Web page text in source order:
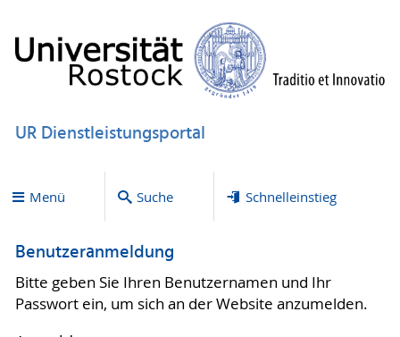
UR Dienstleistungsportal
Menü Suche Schnelleinstieg
Benutzeranmeldung
Bitte geben Sie Ihren Benutzernamen und Ihr
Passwort ein, um sich an der Website anzumelden.